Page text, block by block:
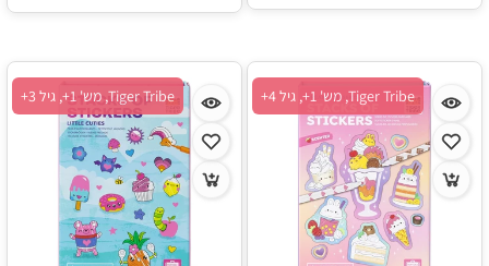
Tiger Tribe, מש' 1+, גיל 4+ Tiger Tribe, מש' 1+, גיל 3+